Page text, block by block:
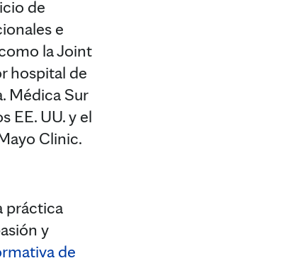
de
e
la Joint
hospital de
Médica Sur
EE. UU. y el
Clinic.
práctica
y
de